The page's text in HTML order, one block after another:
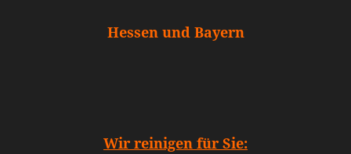
Hessen und Bayern
Wir reinigen für Sie: